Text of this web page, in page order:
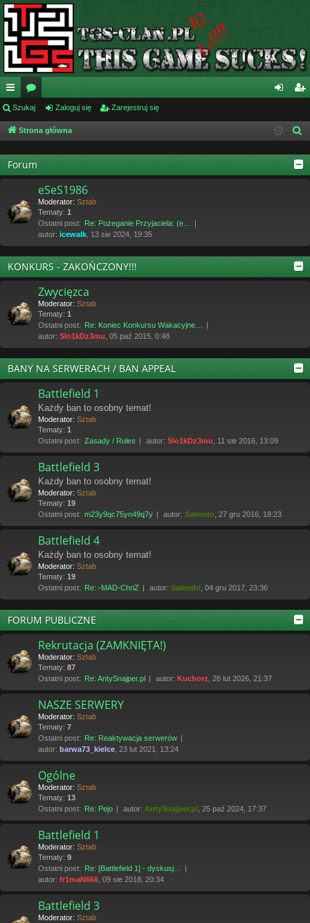
ię
ce
…
or
a og ej
tru
Szukaj Zaloguj się Zarejestruj się
Strona główna
k
Forum
eSeS1986
Moderator: Sztab
Tematy: 1
Ostatni post:
Re: Pożeganie Przyjaciela: (e…
autor: icewalk , 13 sie 2024, 19:35
KONKURS - ZAKOŃCZONY!!!
Zwycięzca
Moderator: Sztab
Tematy: 1
Ostatni post:
Re: Koniec Konkursu Wakacyjne…
autor: Slo1kDz3mu , 05 paź 2015, 0:48
BANY NA SERWERACH / BAN APPEAL
Battlefield 1
Każdy ban to osobny temat!
Moderator: Sztab
Tematy: 1
Ostatni post: Zasady / Rules autor: Slo1kDz3mu , 11 sie 2016, 13:09
Battlefield 3
Każdy ban to osobny temat!
Moderator: Sztab
Tematy: 19
Ostatni post: m23y9qc75yn49q7y autor: Salendo , 27 gru 2016, 18:23
Battlefield 4
Każdy ban to osobny temat!
Moderator: Sztab
Tematy: 19
Ostatni post:
Re: -MAD-ChriZ autor: Salendo , 04 gru 2017, 23:36
FORUM PUBLICZNE
Rekrutacja (ZAMKNIĘTA!)
Moderator: Sztab
Tematy: 87
Ostatni post:
Re: AntySnajper.pl autor: Kuchorz , 26 lut 2026, 21:37
NASZE SERWERY
Moderator: Sztab
Tematy: 7
Ostatni post:
Re: Reaktywacja serwerów
autor: barwa73_kielce , 23 lut 2021, 13:24
Ogólne
Moderator: Sztab
Tematy: 13
Ostatni post:
Re: Pejo autor: AntySnajper.pl , 25 paź 2024, 17:37
Battlefield 1
Moderator: Sztab
Tematy: 9
Ostatni post:
Re: [Battlefield 1] - dyskusj…
autor: fr1maN666 , 09 sie 2018, 20:34
Battlefield 3
Moderator: Sztab